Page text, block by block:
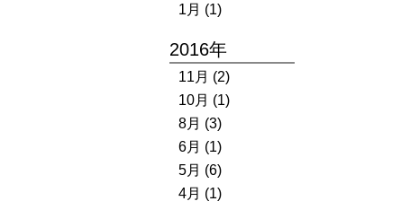
1月 (1)
2016年
11月 (2)
10月 (1)
8月 (3)
6月 (1)
5月 (6)
4月 (1)